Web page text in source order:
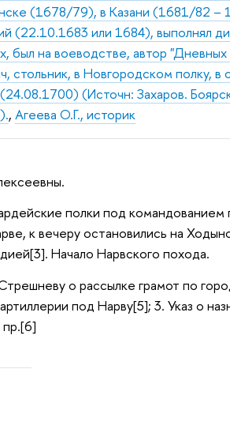
(1678/79), в Казани (1681/82 –
(22.10.1683 или 1684), выполнял
был на воеводстве, автор
стольник, в Новгородском полку,
(Источн: Захаров.
,Агеева О.Г., историк
полки под командованием
к вечеру остановились на
Начало Нарвского похода.
о рассылке грамот по
под Нарву[5]; 3. Указ о